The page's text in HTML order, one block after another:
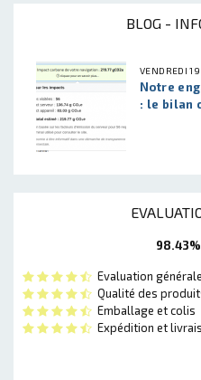
BLOG -
VENDREDI
Notre
: le bilan
98.43%
Evaluation générale
Qualité des
Emballage et colis
Expédition et